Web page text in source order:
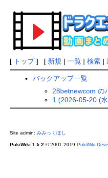
[ トップ] [ 新規 | 一覧| 検索|
バックアップ一覧
28betnewcom の
1 (2026-05-20 (
Site admin: みみっくほし
PukiWiki 1.5.2 © 2001-2019 PukiWiki